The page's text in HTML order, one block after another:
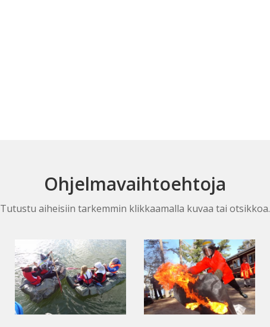
Ohjelmavaihtoehtoja
Tutustu aiheisiin tarkemmin klikkaamalla kuvaa tai otsikkoa.